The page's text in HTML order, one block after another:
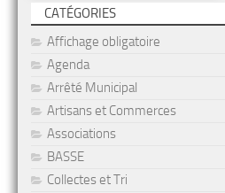
CATÉGORIES
Affichage obligatoire
Agenda
Arrêté Municipal
Artisans et Commerces
Associations
BASSE
Collectes et Tri